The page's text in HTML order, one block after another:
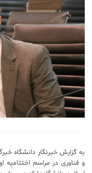
به گزارش خبرنگار دانشگاه
و فناوری در مراسم اختتامیه